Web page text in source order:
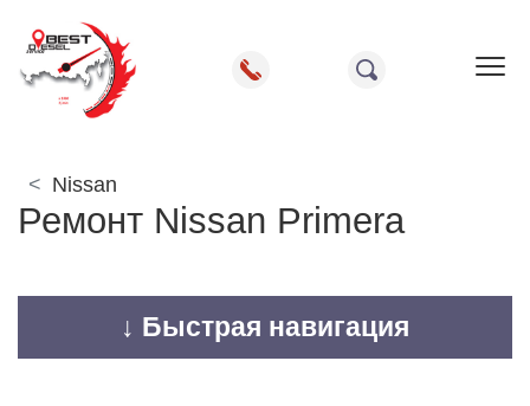
Nissan
Ремонт Nissan Primera
↓ Быстрая навигация